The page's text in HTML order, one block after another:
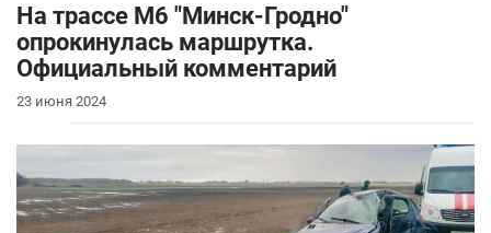
На трассе М6 "Минск-Гродно"
опрокинулась маршрутка.
Официальный комментарий
23 июня 2024